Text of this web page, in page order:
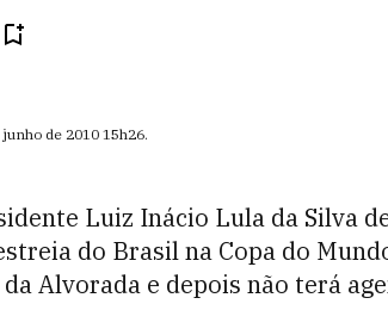
junho de 2010 15h26.
Luiz Inácio Lula da Silva
do Brasil na Copa do
Alvorada e depois não terá